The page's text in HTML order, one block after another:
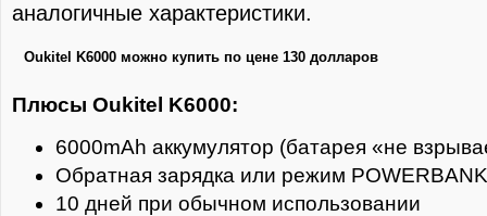
аналогичные характеристики.
Oukitel K6000 можно купить по цене 130 долларов
Плюсы Oukitel K6000:
6000mAh аккумулятор (батарея «не
Обратная зарядка или режим POWERBANK
10 дней при обычном использовании